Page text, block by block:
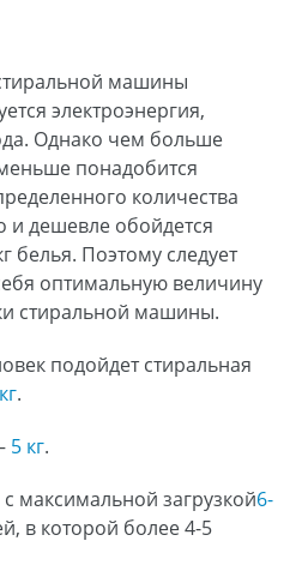
машины
электроэнергия,
Однако чем больше
понадобится
количества
и дешевле обойдется
белья. Поэтому следует
оптимальную величину
стиральной машины.
подойдет стиральная
.
5 кг.
максимальной загрузкой6-
в которой более 4-5